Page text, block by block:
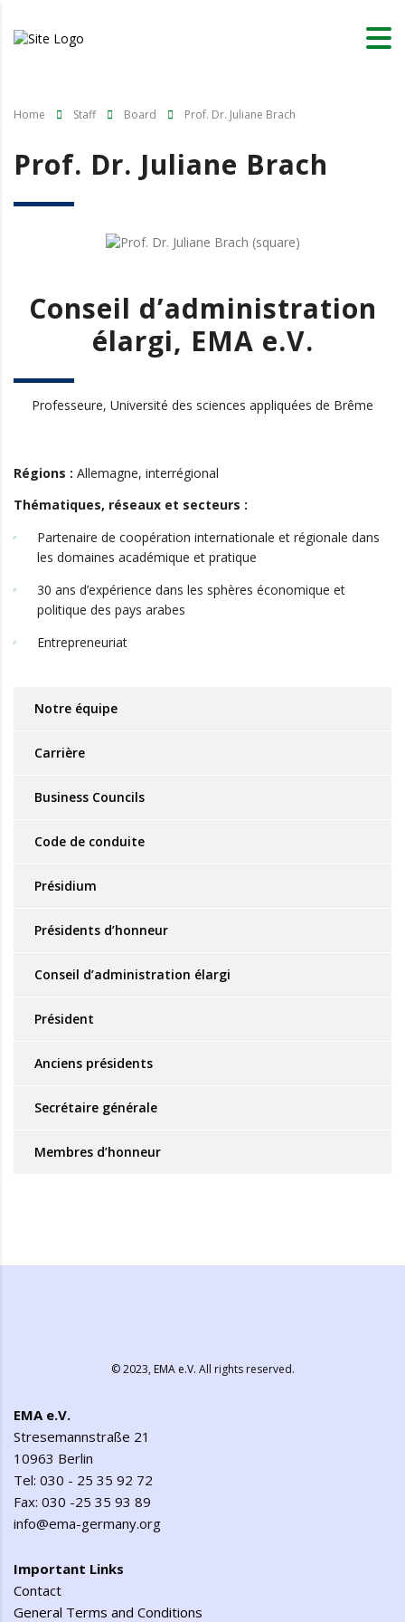
Home Staff Board Prof. Dr. Juliane Brach
Prof. Dr. Juliane Brach
Conseil d’administration
élargi, EMA e.V.
Professeure, Université des sciences appliquées de Brême
Régions : Allemagne, interrégional
Thématiques, réseaux et secteurs :
Partenaire de coopération internationale et régionale dans
les domaines académique et pratique
30 ans d’expérience dans les sphères économique et
politique des pays arabes
Entrepreneuriat
Notre équipe
Carrière
Business Councils
Code de conduite
Présidium
Présidents d’honneur
Conseil d’administration élargi
Président
Anciens présidents
Secrétaire générale
Membres d’honneur
© 2023,EMA e.V. All rights reserved.
EMA e.V.
Stresemannstraße 21
10963 Berlin
Tel: 030 - 25 35 92 72
Fax: 030 -25 35 93 89
info@ema-germany.org
Important Links
Contact
General Terms and Conditions